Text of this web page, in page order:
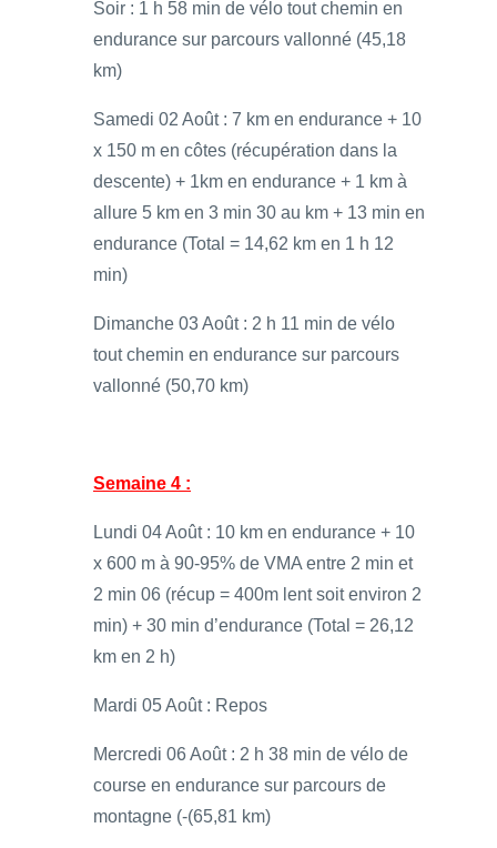
Soir : 1 h 58 min de vélo tout chemin en
endurance sur parcours vallonné (45,18
km)
Samedi 02 Août : 7 km en endurance + 10
x 150 m en côtes (récupération dans la
descente) + 1km en endurance + 1 km à
allure 5 km en 3 min 30 au km + 13 min en
endurance (Total = 14,62 km en 1 h 12
min)
Dimanche 03 Août : 2 h 11 min de vélo
tout chemin en endurance sur parcours
vallonné (50,70 km)
Semaine 4 :
Lundi 04 Août : 10 km en endurance + 10
x 600 m à 90-95% de VMA entre 2 min et
2 min 06 (récup = 400m lent soit environ 2
min) + 30 min d’endurance (Total = 26,12
km en 2 h)
Mardi 05 Août : Repos
Mercredi 06 Août : 2 h 38 min de vélo de
course en endurance sur parcours de
montagne (-(65,81 km)